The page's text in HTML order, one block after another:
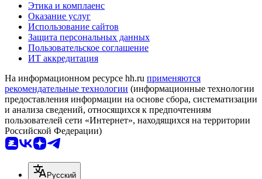
Этика и комплаенс
Оказание услуг
Использование сайтов
Защита персональных данных
Пользовательское соглашение
ИТ аккредитация
На информационном ресурсе hh.ru применяются
рекомендательные технологии (информационные технологии
предоставления информации на основе сбора, систематизации
и анализа сведений, относящихся к предпочтениям
пользователей сети «Интернет», находящихся на территории
Российской Федерации)
Русский